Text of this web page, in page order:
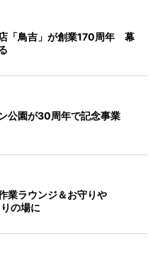
「鳥吉」が創業170周年 幕
公園が30周年で記念事業
業ラウンジ＆お守りや
の場に